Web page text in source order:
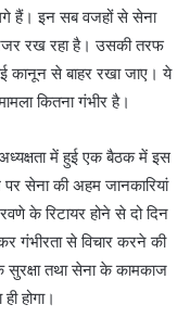
हैं। इन सब वजहों से सेना
नजर रख रहा है। उसकी तरफ
कानून से बाहर रखा जाए। ये
कितना गंभीर है।
में हुई एक बैठक में इस
सेना की अहम जानकारियां
के रिटायर होने से दो दिन
गंभीरता से विचार करने की
तथा सेना के कामकाज
होगा।